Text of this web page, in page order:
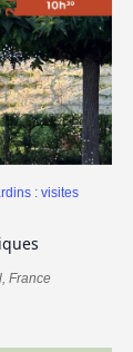
: visites
France